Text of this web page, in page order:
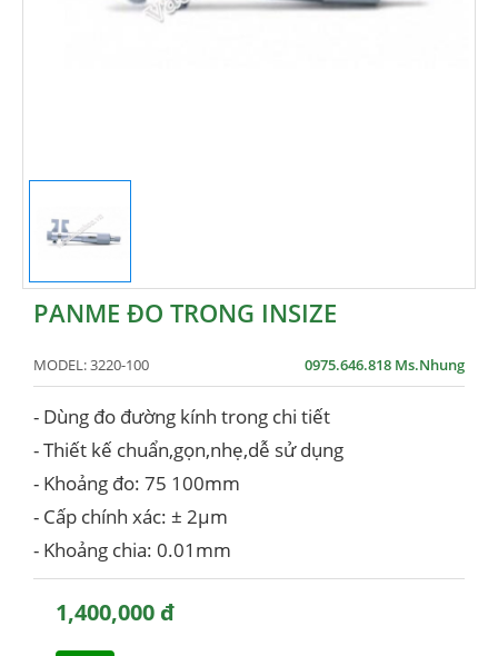
PANME ĐO TRONG INSIZE
MODEL:3220-100 0975.646.818 Ms.Nhung
- Dùng đo đường kính trong chi tiết
- Thiết kế chuẩn,gọn,nhẹ,dễ sử dụng
- Khoảng đo: 75 100mm
- Cấp chính xác: ± 2µm
- Khoảng chia: 0.01mm
1,400,000 đ